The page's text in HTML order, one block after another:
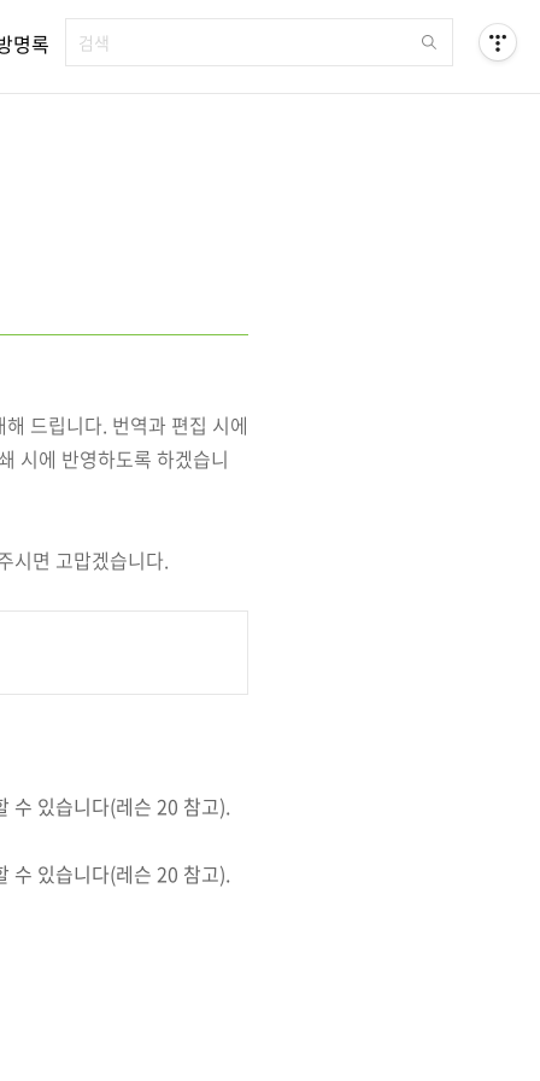
명록
드립니다. 번역과 편집 시에
시에 반영하도록 하겠습니
시면 고맙겠습니다.
수 있습니다(레슨 20 참고).
수 있습니다(레슨 20 참고).